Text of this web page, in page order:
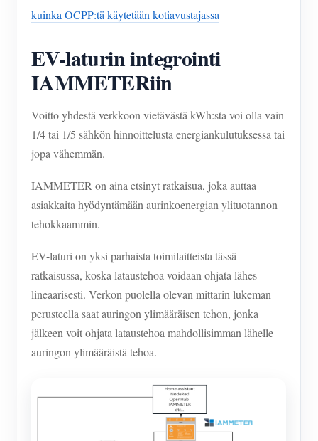
kuinka OCPP:tä käytetään kotiavustajassa
EV-laturin integrointi
IAMMETERiin
Voitto yhdestä verkkoon vietävästä kWh:sta voi olla vain
1/4 tai 1/5 sähkön hinnoittelusta energiankulutuksessa tai
jopa vähemmän.
IAMMETER on aina etsinyt ratkaisua, joka auttaa
asiakkaita hyödyntämään aurinkoenergian ylituotannon
tehokkaammin.
EV-laturi on yksi parhaista toimilaitteista tässä
ratkaisussa, koska lataustehoa voidaan ohjata lähes
lineaarisesti. Verkon puolella olevan mittarin lukeman
perusteella saat auringon ylimääräisen tehon, jonka
jälkeen voit ohjata lataustehoa mahdollisimman lähelle
auringon ylimääräistä tehoa.